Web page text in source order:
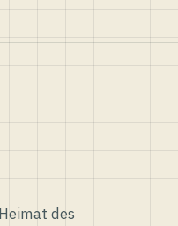
des